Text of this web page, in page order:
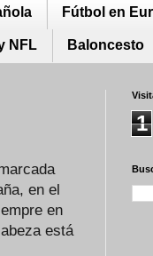
Fútbol en
NFL Baloncesto
en el
en
está
1